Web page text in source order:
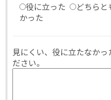
役に立った
どちら
かった
見にくい、役に立たなか
ださい。